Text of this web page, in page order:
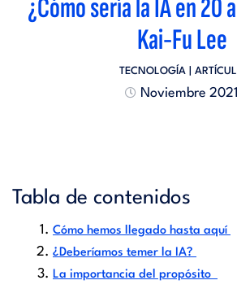
¿Cómo sería la IA en 20
Kai-Fu Lee
TECNOLOGÍA|
Noviembre 2021
Tabla de contenidos
Cómo hemos llegado hasta aquí
¿Deberíamos temer la IA?
La importancia del propósito